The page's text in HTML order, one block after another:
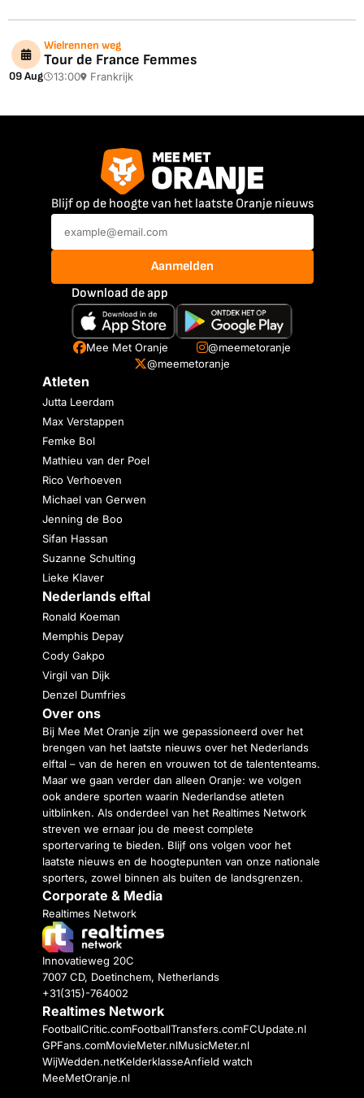
09 Aug
Wielrennen weg
Tour de France Femmes
13:00 Frankrijk
Blijf op de hoogte van het laatste Oranje nieuws
Aanmelden
Download de app
Mee Met Oranje
@meemetoranje
@meemetoranje
Atleten
Jutta Leerdam
Max Verstappen
Femke Bol
Mathieu van der Poel
Rico Verhoeven
Michael van Gerwen
Jenning de Boo
Sifan Hassan
Suzanne Schulting
Lieke Klaver
Nederlands elftal
Ronald Koeman
Memphis Depay
Cody Gakpo
Virgil van Dijk
Denzel Dumfries
Over ons
Bij Mee Met Oranje zijn we gepassioneerd over het
brengen van het laatste nieuws over het Nederlands
elftal – van de heren en vrouwen tot de talententeams.
Maar we gaan verder dan alleen Oranje: we volgen
ook andere sporten waarin Nederlandse atleten
uitblinken. Als onderdeel van het Realtimes Network
streven we ernaar jou de meest complete
sportervaring te bieden. Blijf ons volgen voor het
laatste nieuws en de hoogtepunten van onze nationale
sporters, zowel binnen als buiten de landsgrenzen.
Corporate & Media
Realtimes Network
Innovatieweg 20C
7007 CD, Doetinchem, Netherlands
+31(315)-764002
Realtimes Network
FootballCritic.comFootballTransfers.comFCUpdate.nl
GPFans.comMovieMeter.nlMusicMeter.nl
WijWedden.netKelderklasseAnfield watch
MeeMetOranje.nl